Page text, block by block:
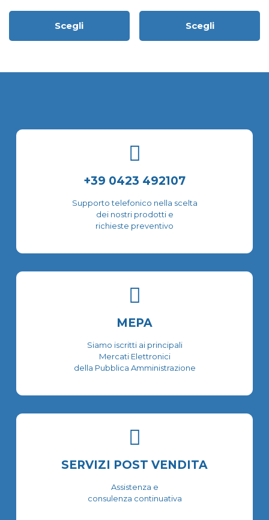
del
del
a
€ 3.170,00
Scegli
prodotto
scelte
a
€ 3.370,00
Scegli
prodotto
nella
prodotto
+39 0423 492107
Supporto telefonico nella scelta
dei nostri prodotti e
richieste preventivo
MEPA
Siamo iscritti ai principali
Mercati Elettronici
della Pubblica Amministrazione
SERVIZI POST VENDITA
Assistenza e
consulenza continuativa